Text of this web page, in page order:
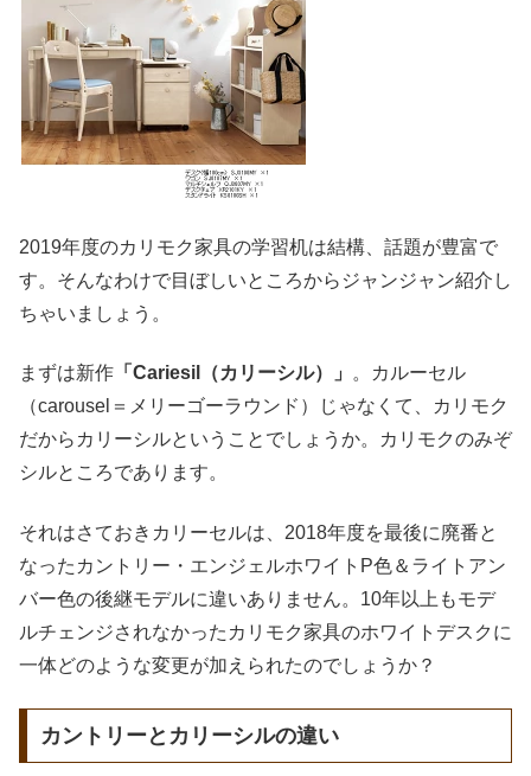
2019年度のカリモク家具の学習机は結構、話題が豊富で
す。そんなわけで目ぼしいところからジャンジャン紹介し
ちゃいましょう。
まずは新作 「Cariesil（カリーシル）」 。カルーセル
（carousel＝メリーゴーラウンド）じゃなくて、カリモク
だからカリーシルということでしょうか。カリモクのみぞ
シルところであります。
それはさておきカリーセルは、2018年度を最後に廃番と
なったカントリー・エンジェルホワイトP色＆ライトアン
バー色の後継モデルに違いありません。10年以上もモデ
ルチェンジされなかったカリモク家具のホワイトデスクに
一体どのような変更が加えられたのでしょうか？
カントリーとカリーシルの違い